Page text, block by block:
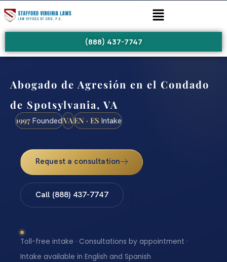
(888) 437-7747
Abogado de Agresión en el Condado
de Spotsylvania, VA
1997 FoundedVAEN · ES Intake
Request a consultation
Call (888) 437-7747
Toll-free intake · Consultations by appointment ·
Intake available in English and Spanish